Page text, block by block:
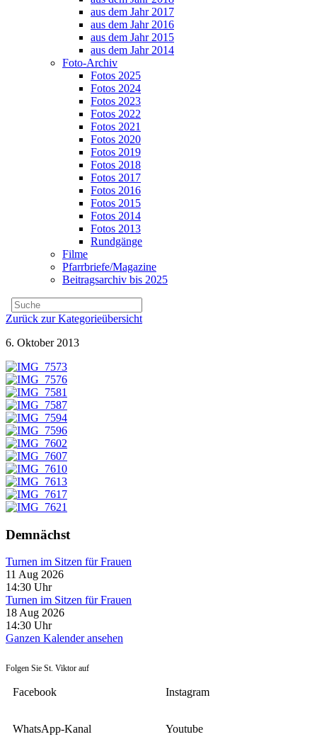
aus dem Jahr 2017
aus dem Jahr 2016
aus dem Jahr 2015
aus dem Jahr 2014
Foto-Archiv
Fotos 2025
Fotos 2024
Fotos 2023
Fotos 2022
Fotos 2021
Fotos 2020
Fotos 2019
Fotos 2018
Fotos 2017
Fotos 2016
Fotos 2015
Fotos 2014
Fotos 2013
Rundgänge
Filme
Pfarrbriefe/Magazine
Beitragsarchiv bis 2025
Zurück zur Kategorieübersicht
6. Oktober 2013
Demnächst
Turnen im Sitzen für Frauen
11 Aug 2026
14:30 Uhr
Turnen im Sitzen für Frauen
18 Aug 2026
14:30 Uhr
Ganzen Kalender ansehen
Folgen Sie St. Viktor auf
Facebook Instagram
WhatsApp-Kanal Youtube